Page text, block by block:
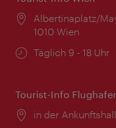
Ort:
Albertinaplatz/
1010 Wien
Öffnungszeiten:
Täglich 9 - 18 Uhr
Tourist-Info
Ort:
in der